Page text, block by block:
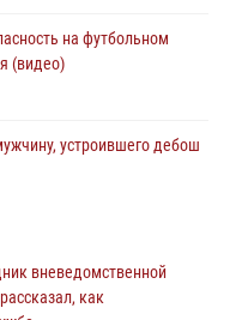
на футбольном
(видео)
устроившего дебош
вневедомственной
как